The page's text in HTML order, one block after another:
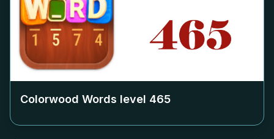
Colorwood Words level 465